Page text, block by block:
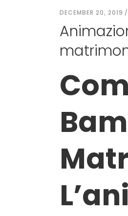
DECEMBER 20, 2019